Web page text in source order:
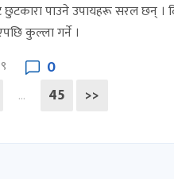
पाउने उपायहरू सरल छन् ।
कुल्ला गर्ने ।
0
… 45 >>